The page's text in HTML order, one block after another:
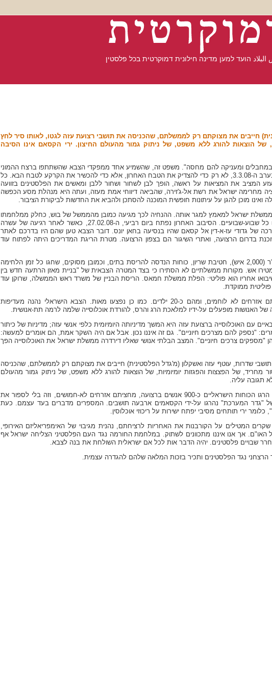
הועד למען מדינה חילונית דמוקרטית בכל פלסטין
חייבים את מצוקתם רק לממשלתם, שהכניסה את תושבי רצועת עזה לגטו, לאותו סיר לחץ
של הוצאות להורג ללא משפט, של ניתוק גמור מהעולם החיצון. ירי הקסאם אינו הסיבה
במחבלים ומעניקה להם מחסה". משפט זה, שהשמיע אחד ממפקדי הצבא שהשתתפו ברצח ההמוני
ברצועת עזה, שודר שוב ושוב ברשת ב' של קול-ישראל בערב ה-3.3.08, לא רק כדי להצדיק את הטבח האחרון, אלא כדי להכשיר את הקרקע לטבח הבא. כל
המציב את המציאות על ראשה, הופך לבן לשחור ושחור ללבן ומאשים את הפלסטינים בזוועה
מחרימה ישראל את רשת אל-ג'זירה, שהביאה דיווחי אמת מעזה, ועתה היא מנהלת מסע הכפשה
ואינו מוכן להגן על עיתונות חופשית המוכנה להסתכן ולהביא את החדשות לביקורת הציבור.
ישראל למאמץ למגר אותה. ההנחיה לכך מגיעה כמובן מהממשל של בוש, כחלק ממלחמתו
ההזויה ב"ציר הרשע". כך הצבא פותח סיבובי עימותים כל שבוע-שבועיים. הסיבוב האחרון נפתח ביום רביעי, ה-27.02.08, כאשר לאחר רגיעה של עשרה
של גדודי עז-א-דין אל קסאם שהיו בנסיעה בחאן יונס. דובר הצבא טען שהם היו בדרכם לאתר
בדרום הרצועה, ואתרי השיגור הם בצפון הרצועה. מטרת הריגת המדריכים היתה לפתוח עוד
הממשלה הישראלית הכניסה לעימות היזום חטיבת חי"ר (2,000 איש), חטיבת שריון, כוחות הנדסה להריסת בתים, וכמובן מסוקים, שחגו כל זמן הלחימה
אש. מקורות ממשלתיים לא הסתירו כי בצד המטרה הצבאית של "בניית מאזן הרתעה חדש בין
אחריו הוא פוליטי: הפלת ממשלת חמאס. הריסת הבניין של משרד ראש הממשלה, שרוקן עוד
ממוקדת.
בחמשת ימי הלחימה נהרגו כ-120 בני אדם, כמחציתם אזרחים לא לוחמים, ומהם כ-20 ילדים. כמו כן נפצעו מאות. הצבא הישראלי נהנה מעדיפות
האנושות מופעלים על-ידיו למלאכת הרג והרס, להורדת אוכלוסייה שלמה לרמה תת-אנושית.
עם האוכלוסייה ברצועת עזה היא המשך מדיניותה היומיומית כלפי אנשי עזה; מדיניות של כיתור
"נספק להם מצרכים חיוניים". גם זה איננו נכון. אבל אם היה השקר אמת, הם אומרים למעשה:
"מספקים צרכים חיוניים". המצב הבלתי אנושי שאליו דירדרה ממשלת ישראל את האוכלוסייה הפך
שדרות, עוטף עזה ואשקלון (מ'גדל הפלסטינית) חייבים את מצוקתם רק לממשלתם, שהכניסה
של הפצצות והפגזות יומיומיות, של הוצאות להורג ללא משפט, של ניתוק גמור מהעולם
תגובה עליה.
בשנתיים האחרונות, מאז הבחירות שבהן ניצח חמאס, הרגו הכוחות הישראליים כ-900 אנשים ברצועה, מחציתם אזרחים לא-חמושים, וזה בלי לספור את
של "גדר המערכת" נהרגו על-ידי הקסאמים ארבעה תושבים. המספרים מדברים בעד עצמם. כעת
ירי תותחים מסיבי יפתח ישירות על ריכוזי אוכלוסין.
המטילים על הקורבנות את האחריות לרציחתם, נהנית מגיבוי של האימפריאליזם האירופי,
האו"ם. אך אנו איננו מתכוונים לשתוק. במלחמת החורמה נגד העם הפלסטיני הצליחה ישראל אף
שבויים פלסטינים. יהיה הדבר אות לכל אם ישראלית השולחת את בנה לצבא.
נגד הפלסטינים ותכיר בזכות המלאה שלהם להגדרה עצמית.